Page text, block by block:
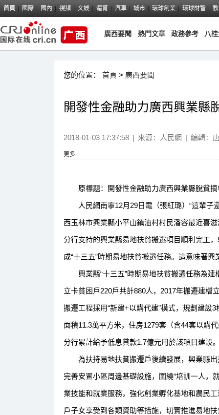
首頁 國際 國內 視頻 文娛 體育 汽車 城市 環球創業 環球財智
廣西要聞 熱門文章 政務參考 八
您的位置： 首頁 > 廣西要聞
開發性金融助力廣西興業縣
2018-01-03 17:37:58 | 來源： 人民網 | 編輯：
更多
原標題：開發性金融助力廣西興業縣脫貧摘
人民網南寧12月29日電（張紅璐）“這輩子
西玉林市興業縣小平山鎮油村村民潘容最近喜
分行支持的興業縣易地扶貧搬遷項目順利完工
成“十三五”時期易地扶貧搬遷任務。這意味著
興業縣“十三五”時期易地扶貧搬遷任務為建
立卡貧困戶220戶共計880人，2017年搬遷建檔
搬遷工程採用“新建+以購代建”模式，規劃建設
面積11.3萬平方米，住房1279套（含44套以購
分行累計給予低息貸款1.7億元用於該項目建設
為扶持易地扶貧搬遷戶後續發展，興業縣出
完善安置小區周邊基礎設施，圍繞“培訓一人，
業技能和就業服務，強化創業孵化基地和農民
戶子女享受到各類資助等措施，切實推進易地